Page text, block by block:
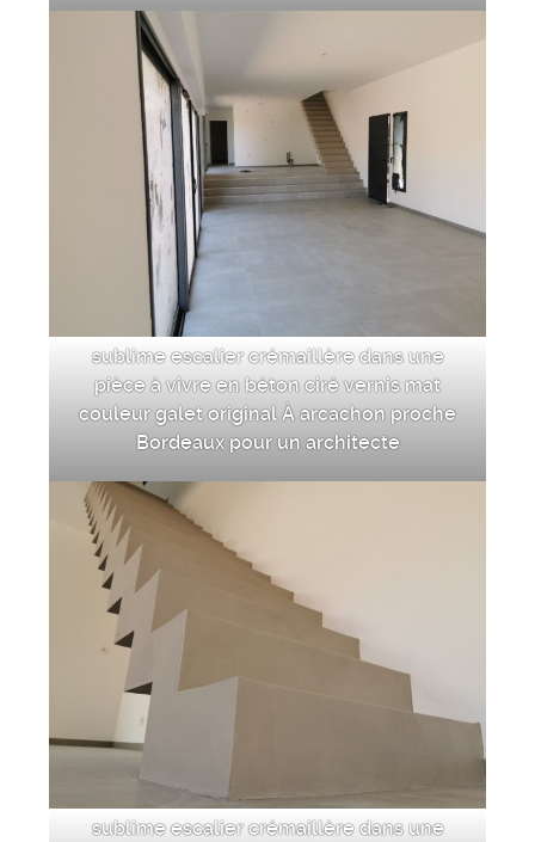
sublime escalier crémaillère dans une
pièce à vivre en béton ciré vernis mat
couleur galet original À arcachon proche
Bordeaux pour un architecte
sublime escalier crémaillère dans une